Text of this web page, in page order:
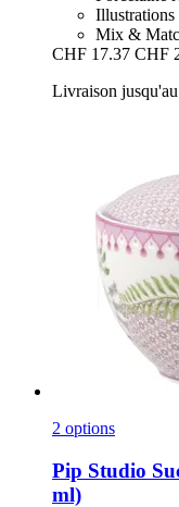
Illustrations
Mix &
CHF 17.37 CHF
Livraison
2 options
Pip Studio
ml)